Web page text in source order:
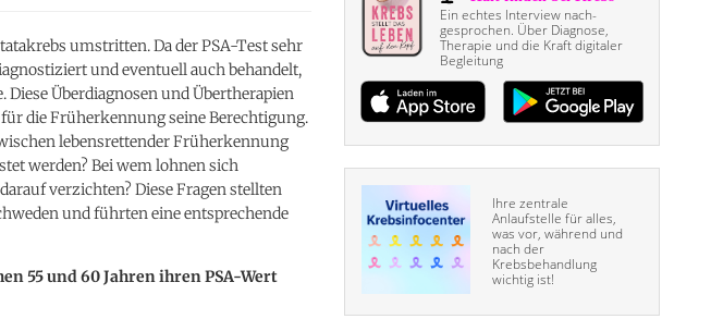
umstritten. Da der PSA-Test sehr
und eventuell auch behandelt,
Überdiagnosen und Übertherapien
die Früherkennung seine Berechtigung.
lebensrettender Früherkennung
werden? Bei wem lohnen sich
verzichten? Diese Fragen stellten
und führten eine entsprechende
55 und 60 Jahren ihren PSA-Wert
Ein echtes Interview nach­
gesprochen. Über Diagnose,
Therapie und die Kraft digitaler
Begleitung
Ihre zentrale
Anlaufstelle für alles,
was vor, während und
nach der
Krebsbehandlung
wichtig ist!